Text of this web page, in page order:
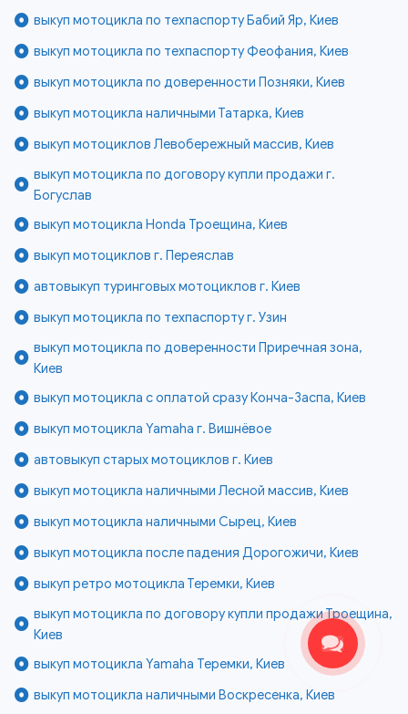
выкуп мотоцикла по техпаспорту Бабий Яр, Киев
выкуп мотоцикла по техпаспорту Феофания, Киев
выкуп мотоцикла по доверенности Позняки, Киев
выкуп мотоцикла наличными Татарка, Киев
выкуп мотоциклов Левобережный массив, Киев
выкуп мотоцикла по договору купли продажи г.
Богуслав
выкуп мотоцикла Honda Троещина, Киев
выкуп мотоциклов г. Переяслав
автовыкуп туринговых мотоциклов г. Киев
выкуп мотоцикла по техпаспорту г. Узин
выкуп мотоцикла по доверенности Приречная зона,
Киев
выкуп мотоцикла с оплатой сразу Конча-Заспа, Киев
выкуп мотоцикла Yamaha г. Вишнёвое
автовыкуп старых мотоциклов г. Киев
выкуп мотоцикла наличными Лесной массив, Киев
выкуп мотоцикла наличными Сырец, Киев
выкуп мотоцикла после падения Дорогожичи, Киев
выкуп ретро мотоцикла Теремки, Киев
выкуп мотоцикла по договору купли продажи Троещина,
Киев
выкуп мотоцикла Yamaha Теремки, Киев
выкуп мотоцикла наличными Воскресенка, Киев